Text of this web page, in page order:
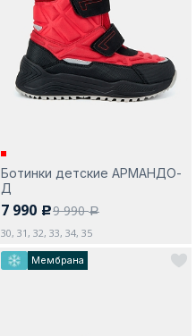
Ботинки детские АРМАНДО-
Д
7 990 c9 990a
30, 31, 32, 33, 34, 35
Мембрана